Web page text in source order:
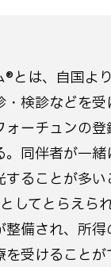
とは、自国よ
検診などを
ーチュンの登
同伴者が一
ることが多い
してとらえら
備され、所
を受けること